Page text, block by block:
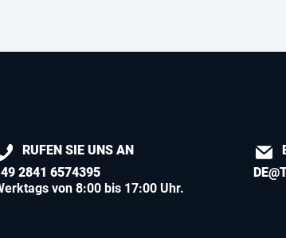
RUFEN SIE UNS AN
2841 6574395
von 8:00 bis 17:00 Uhr.